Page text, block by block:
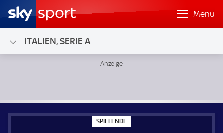
Menü
ITALIEN, SERIE A
SPIELENDE
P